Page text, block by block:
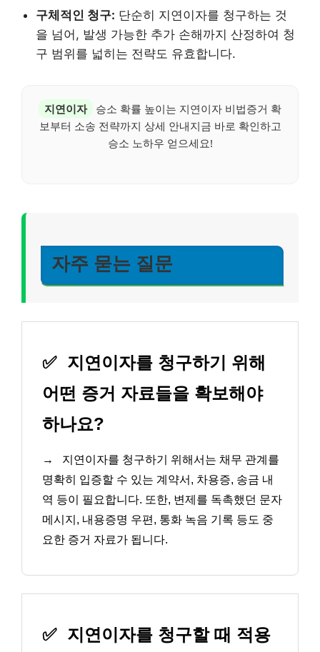
구체적인 청구: 단순히 지연이자를 청구하는 것
을 넘어, 발생 가능한 추가 손해까지 산정하여 청
구 범위를 넓히는 전략도 유효합니다.
지연이자
승소 확률 높이는 지연이자 비법증거 확
보부터 소송 전략까지 상세 안내지금 바로 확인하고
승소 노하우 얻으세요!
자주 묻는 질문
✅ 지연이자를 청구하기 위해
어떤 증거 자료들을 확보해야
하나요?
→
지연이자를 청구하기 위해서는 채무 관계를
명확히 입증할 수 있는 계약서, 차용증, 송금 내
역 등이 필요합니다. 또한, 변제를 독촉했던 문자
메시지, 내용증명 우편, 통화 녹음 기록 등도 중
요한 증거 자료가 됩니다.
✅ 지연이자를 청구할 때 적용